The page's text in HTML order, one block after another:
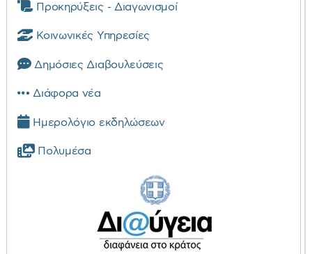
Προκηρύξεις - Διαγωνισμοί
Κοινωνικές Υπηρεσίες
Δημόσιες Διαβουλεύσεις
Διάφορα νέα
Ημερολόγιο εκδηλώσεων
Πολυμέσα